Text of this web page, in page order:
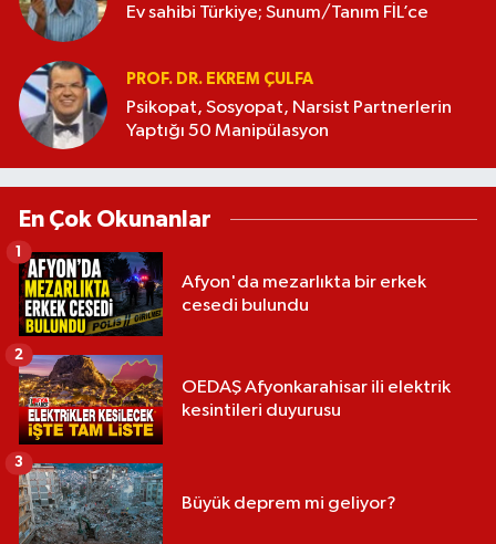
Ev sahibi Türkiye; Sunum/Tanım FİL’ce
PROF. DR. EKREM ÇULFA
Psikopat, Sosyopat, Narsist Partnerlerin
Yaptığı 50 Manipülasyon
En Çok Okunanlar
Afyon'da mezarlıkta bir erkek
cesedi bulundu
1
OEDAŞ Afyonkarahisar ili elektrik
kesintileri duyurusu
2
Büyük deprem mi geliyor?
3